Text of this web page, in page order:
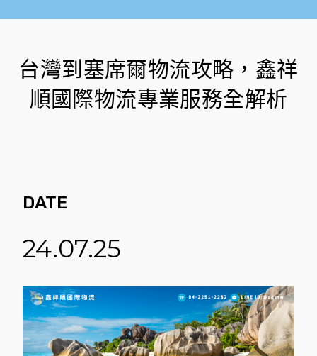
台灣到塞席爾物流攻略，鑫祥
順國際物流專業服務全解析
DATE
24.07.25